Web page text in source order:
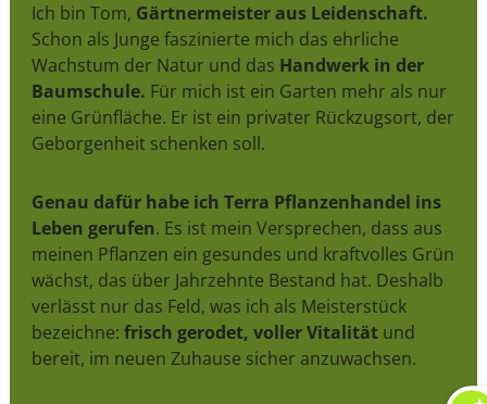
Ich bin Tom, Gärtnermeister aus Leidenschaft.
Schon als Junge faszinierte mich das ehrliche
Wachstum der Natur und das Handwerk in der
Baumschule. Für mich ist ein Garten mehr als nur
eine Grünfläche. Er ist ein privater Rückzugsort, der
Geborgenheit schenken soll.
Genau dafür habe ich Terra Pflanzenhandel ins
Leben gerufen. Es ist mein Versprechen, dass aus
meinen Pflanzen ein gesundes und kraftvolles Grün
wächst, das über Jahrzehnte Bestand hat. Deshalb
verlässt nur das Feld, was ich als Meisterstück
bezeichne: frisch gerodet, voller Vitalitätund
bereit, im neuen Zuhause sicher anzuwachsen.